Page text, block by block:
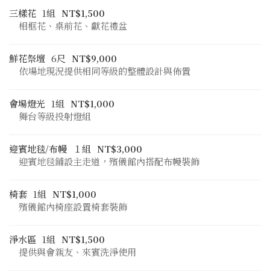
三樣花 1組 NT$1,500
相框花、桌前花、獻花禮盆
鮮花祭壇 6尺 NT$9,000
依場地現況提供相同等級的整體設計與佈置
會場燈光 1組 NT$1,000
舞台等級投射燈組
迎賓地毯/布幔 １組 NT$3,000
迎賓地毯鋪設主走道，殯儀館內搭配布幔裝飾
椅套 1組 NT$1,000
殯儀館內椅座設置椅套裝飾
淨水區 1組 NT$1,500
提供與會親友、來賓洗淨使用